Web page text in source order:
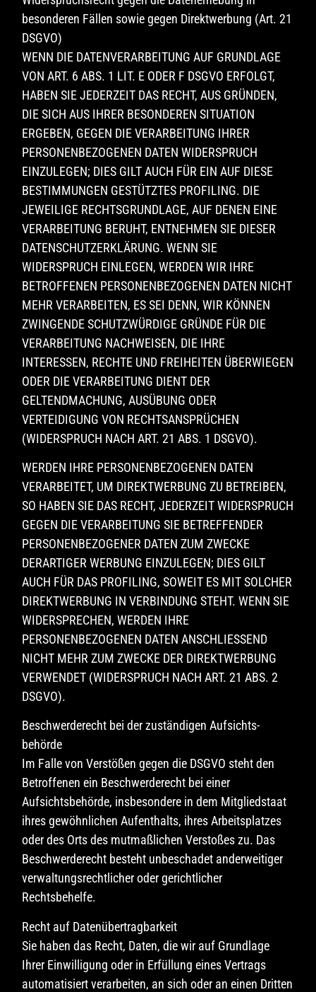
besonderen Fällen sowie gegen Direktwerbung (Art. 21
DSGVO)
WENN DIE DATENVERARBEITUNG AUF GRUNDLAGE
VON ART. 6 ABS. 1 LIT. E ODER F DSGVO ERFOLGT,
HABEN SIE JEDERZEIT DAS RECHT, AUS GRÜNDEN,
DIE SICH AUS IHRER BESONDEREN SITUATION
ERGEBEN, GEGEN DIE VERARBEITUNG IHRER
PERSONENBEZOGENEN DATEN WIDERSPRUCH
EINZULEGEN; DIES GILT AUCH FÜR EIN AUF DIESE
BESTIMMUNGEN GESTÜTZTES PROFILING. DIE
JEWEILIGE RECHTSGRUNDLAGE, AUF DENEN EINE
VERARBEITUNG BERUHT, ENTNEHMEN SIE DIESER
DATENSCHUTZERKLÄRUNG. WENN SIE
WIDERSPRUCH EINLEGEN, WERDEN WIR IHRE
BETROFFENEN PERSONENBEZOGENEN DATEN NICHT
MEHR VERARBEITEN, ES SEI DENN, WIR KÖNNEN
ZWINGENDE SCHUTZWÜRDIGE GRÜNDE FÜR DIE
VERARBEITUNG NACHWEISEN, DIE IHRE
INTERESSEN, RECHTE UND FREIHEITEN ÜBERWIEGEN
ODER DIE VERARBEITUNG DIENT DER
GELTENDMACHUNG, AUSÜBUNG ODER
VERTEIDIGUNG VON RECHTSANSPRÜCHEN
(WIDERSPRUCH NACH ART. 21 ABS. 1 DSGVO).
WERDEN IHRE PERSONENBEZOGENEN DATEN
VERARBEITET, UM DIREKTWERBUNG ZU BETREIBEN,
SO HABEN SIE DAS RECHT, JEDERZEIT WIDERSPRUCH
GEGEN DIE VERARBEITUNG SIE BETREFFENDER
PERSONENBEZOGENER DATEN ZUM ZWECKE
DERARTIGER WERBUNG EINZULEGEN; DIES GILT
AUCH FÜR DAS PROFILING, SOWEIT ES MIT SOLCHER
DIREKTWERBUNG IN VERBINDUNG STEHT. WENN SIE
WIDERSPRECHEN, WERDEN IHRE
PERSONENBEZOGENEN DATEN ANSCHLIESSEND
NICHT MEHR ZUM ZWECKE DER DIREKTWERBUNG
VERWENDET (WIDERSPRUCH NACH ART. 21 ABS. 2
DSGVO).
Beschwerde­recht bei der zuständigen Aufsichts­
behörde
Im Falle von Verstößen gegen die DSGVO steht den
Betroffenen ein Beschwerderecht bei einer
Aufsichtsbehörde, insbesondere in dem Mitgliedstaat
ihres gewöhnlichen Aufenthalts, ihres Arbeitsplatzes
oder des Orts des mutmaßlichen Verstoßes zu. Das
Beschwerderecht besteht unbeschadet anderweitiger
verwaltungsrechtlicher oder gerichtlicher
Rechtsbehelfe.
Recht auf Daten­übertrag­barkeit
Sie haben das Recht, Daten, die wir auf Grundlage
Ihrer Einwilligung oder in Erfüllung eines Vertrags
automatisiert verarbeiten, an sich oder an einen Dritten